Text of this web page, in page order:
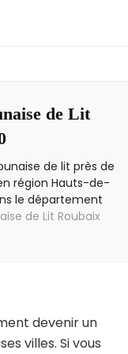
de Lit
de lit près de
région Hauts-de-
le département
de Lit Roubaix
devenir un
villes. Si vous